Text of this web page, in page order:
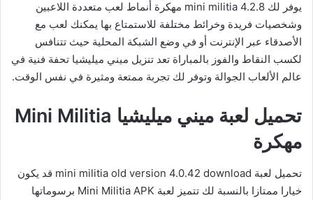
يوفر لك mini militia 4.2.8 مهكرة أنماط لعب متعددة اللاعبين
وشخصيات فريدة وخرائط مختلفة للاستمتاع بها يمكنك لعب مع
الأصدقاء عبر الإنترنت أو في وضع الشبكة المحلية حيث تتنافس
لكسب النقاط والفوز بالمباراة تعد تنزيل ميني ميليشيا تحفة فنية في
عالم الألعاب الجوالة وتوفر لك تجربة ممتعة ومثيرة في نفس الوقت.
تحميل لعبة ميني ميليشيا Mini Militia
مهكرة
تحميل لعبة mini militia old version 4.0.42 download قد يكون
خيارا ممتازا بالنسبة لك تتميز لعبة Mini Militia APK برسوماتها